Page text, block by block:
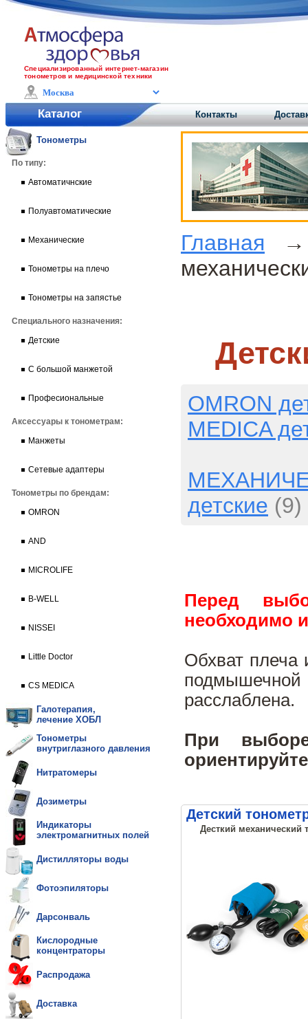
Специализированный интернет-магазин
тонометров и медицинской техники
Каталог Контакты
Тонометры
По типу:
Автоматичнские
Полуавтоматические
Механические
Тонометры на плечо
Тонометры на запястье
Специального назначения:
Детские
С большой манжетой
Професиональные
Аксессуары к тонометрам:
Манжеты
Сетевые адаптеры
Тонометры по брендам:
OMRON
AND
MICROLIFE
B-WELL
NISSEI
Little Doctor
CS MEDICA
Галотерапия,
лечение ХОБЛ
Тонометры
внутриглазного давления
Нитратомеры
Дозиметры
Индикаторы
электромагнитных полей
Дистилляторы воды
Фотоэпиляторы
Дарсонваль
Кислородные
концентраторы
Распродажа
Доставка
Главная
OMRON
MEDICA
детские (9)
Перед
необходимо
Обхват плеча
расслаблена.
При
Детский
Десткий механический